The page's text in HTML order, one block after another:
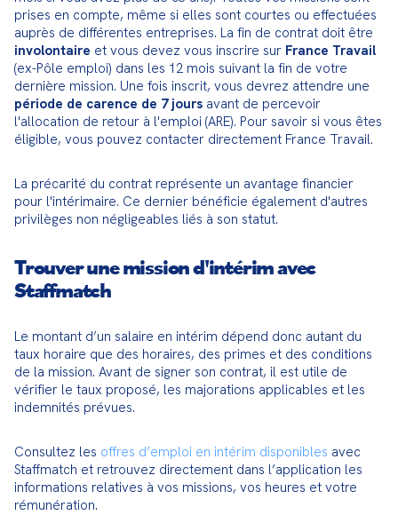
prises en compte, même si elles sont courtes ou effectuées
involontaire et vous devez vous inscrire sur France Travail
(ex-Pôle emploi) dans les 12 mois suivant la fin de votre
période de carence de 7 jours avant de percevoir
l'allocation de retour à l'emploi (ARE). Pour savoir si vous êtes
éligible, vous pouvez contacter directement France Travail.
La précarité du contrat représente un avantage financier
pour l'intérimaire. Ce dernier bénéficie également d'autres
privilèges non négligeables liés à son statut.
Trouver une mission d'intérim avec
Staffmatch
Le montant d’un salaire en intérim dépend donc autant du
taux horaire que des horaires, des primes et des conditions
de la mission. Avant de signer son contrat, il est utile de
vérifier le taux proposé, les majorations applicables et les
indemnités prévues.
Consultez les offres d’emploi en intérim disponibles avec
Staffmatch et retrouvez directement dans l’application les
informations relatives à vos missions, vos heures et votre
rémunération.